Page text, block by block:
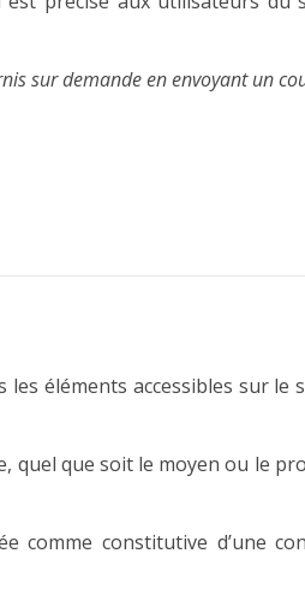
sur demande en envoyant un
éléments accessibles sur le
que soit le moyen ou le
comme constitutive d’une